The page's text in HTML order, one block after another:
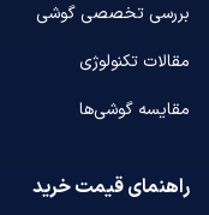
بررسی تخصصی گوشی
مقالات تکنولوژی
مقایسه گوشی‌ها
راهنمای قیمت خرید